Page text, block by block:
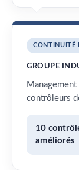
CONTINUITÉ
GROUPE
contrôleurs
10
améliorés